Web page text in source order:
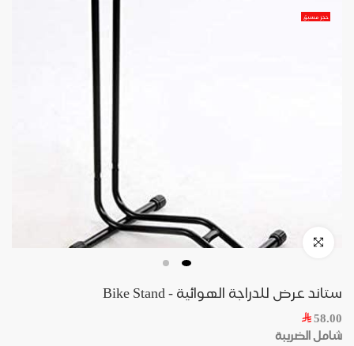
حجز مسبق
ستاند عرض للدراجة الهوائية - Bike Stand
58.00
شامل الضريبة